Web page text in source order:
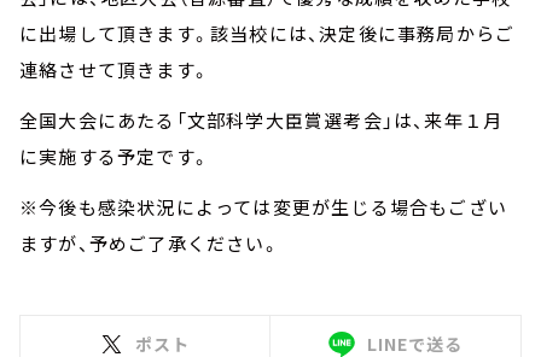
に出場して頂きます。該当校には、決定後に事務局からご
連絡させて頂きます。
全国大会にあたる「文部科学大臣賞選考会」は、来年１月
に実施する予定です。
※今後も感染状況によっては変更が生じる場合もござい
ますが、予めご了承ください。
ポスト LINEで送る